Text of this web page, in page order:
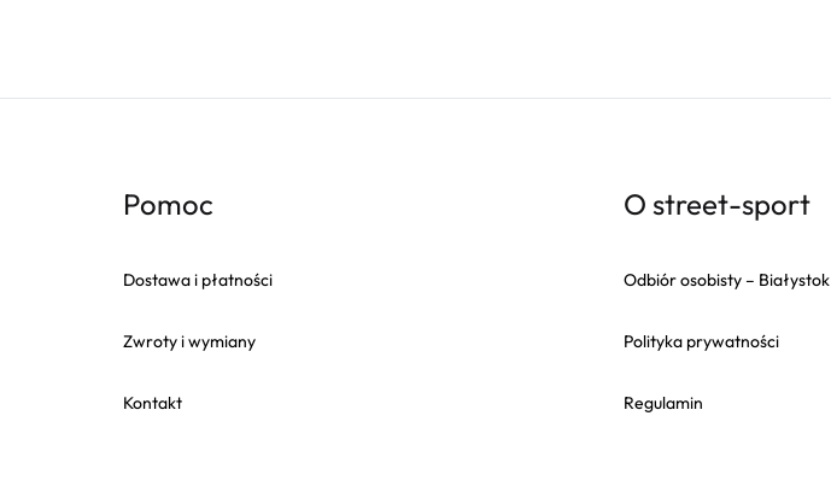
Pomoc
Dostawa i płatności
Zwroty i wymiany
Kontakt
O street-sport
Odbiór osobisty – Białystok
Polityka prywatności
Regulamin